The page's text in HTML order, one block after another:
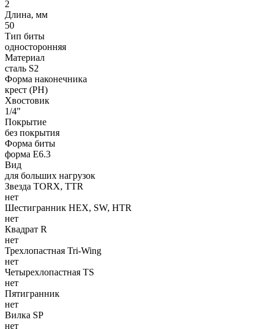
2
Длина, мм
50
Тип биты
односторонняя
Материал
сталь S2
Форма наконечника
крест (PH)
Хвостовик
1/4"
Покрытие
без покрытия
Форма биты
форма E6.3
Вид
для больших нагрузок
Звезда TORX, TTR
нет
Шестигранник HEX, SW, HTR
нет
Квадрат R
нет
Трехлопастная Tri-Wing
нет
Четырехлопастная TS
нет
Пятигранник
нет
Вилка SP
нет